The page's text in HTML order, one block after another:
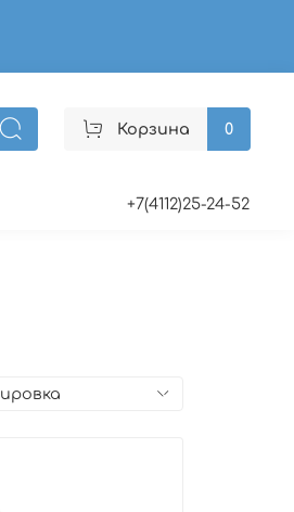
Корзина 0
+7(4112)25-24-52